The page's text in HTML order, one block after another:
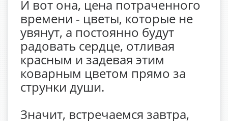
И вот она, цена потраченного
времени - цветы, которые не
увянут, а постоянно будут
радовать сердце, отливая
красным и задевая этим
коварным цветом прямо за
струнки души.
Значит, встречаемся завтра,